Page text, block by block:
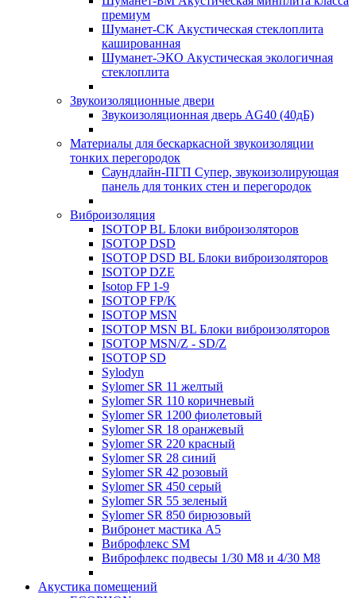
премиум
Шуманет-СК Акустическая стеклоплита
кашированная
Шуманет-ЭКО Акустическая экологичная
стеклоплита
Звукоизоляционные двери
Звукоизоляционная дверь AG40 (40дБ)
Материалы для бескаркасной звукоизоляции
тонких перегородок
Саундлайн-ПГП Супер, звукоизолирующая
панель для тонких стен и перегородок
Виброизоляция
ISOTOP BL Блоки виброизоляторов
ISOTOP DSD
ISOTOP DSD BL Блоки виброизоляторов
ISOTOP DZE
Isotop FP 1-9
ISOTOP FP/K
ISOTOP MSN
ISOTOP MSN BL Блоки виброизоляторов
ISOTOP MSN/Z - SD/Z
ISOTOP SD
Sylodyn
Sylomer SR 11 желтый
Sylomer SR 110 коричневый
Sylomer SR 1200 фиолетовый
Sylomer SR 18 оранжевый
Sylomer SR 220 красный
Sylomer SR 28 синий
Sylomer SR 42 розовый
Sylomer SR 450 серый
Sylomer SR 55 зеленый
Sylomer SR 850 бирюзовый
Вибронет мастика А5
Виброфлекс SM
Виброфлекс подвесы 1/30 М8 и 4/30 М8
Акустика помещений